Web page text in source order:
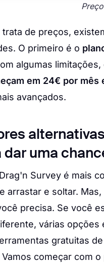
trata de preços,
O primeiro é o
algumas
em 24€ por mês
avançados.
dar uma
Survey é mais
arrastar e soltar.
precisa. Se você
várias opções
gratuitas
começar com o